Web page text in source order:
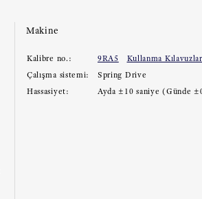
Makine
Kalibre no.: 9RA5
Kullanma
Çalışma sistemi:
Spring Drive
Hassasiyet:
Ayda ±10 saniye (Günde